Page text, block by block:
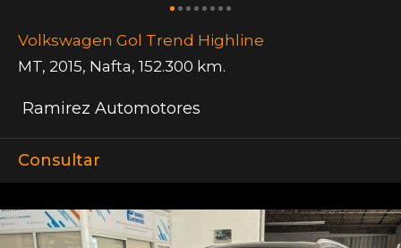
Volkswagen Gol Trend Highline
MT, 2015, Nafta, 152.300 km.
Ramirez Automotores
Consultar